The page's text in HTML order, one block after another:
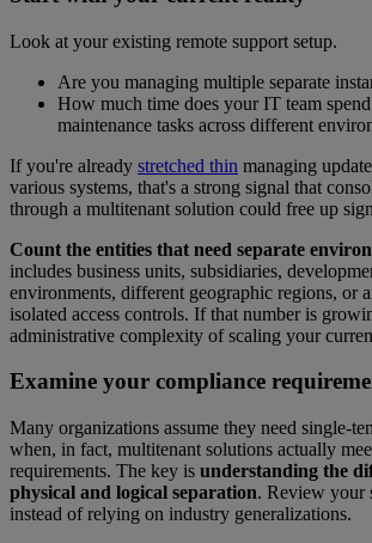
Look at your existing remote support setup.
Are you managing multiple separate
How much time does your IT team
maintenance tasks across different
If you're already stretched thin managing
various systems, that's a strong signal that
through a multitenant solution could free up
Count the entities that need separate
includes business units, subsidiaries,
environments, different geographic regions, or
isolated access controls. If that number is
administrative complexity of scaling your
Examine your compliance
Many organizations assume they need single-
when, in fact, multitenant solutions actually
requirements. The key is understanding the
physical and logical separation. Review your
instead of relying on industry generalizations.